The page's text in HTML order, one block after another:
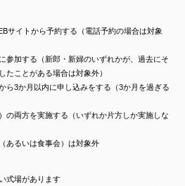
サイトから予約する（電話予約の場合は対象
参加する（新郎・新婦のいずれかが、過去にそ
たことがある場合は対象外）
ら3か月以内に申し込みをする（3か月を過ぎる
の両方を実施する（いずれか片方しか実施しな
あるいは食事会）は対象外
式場があります